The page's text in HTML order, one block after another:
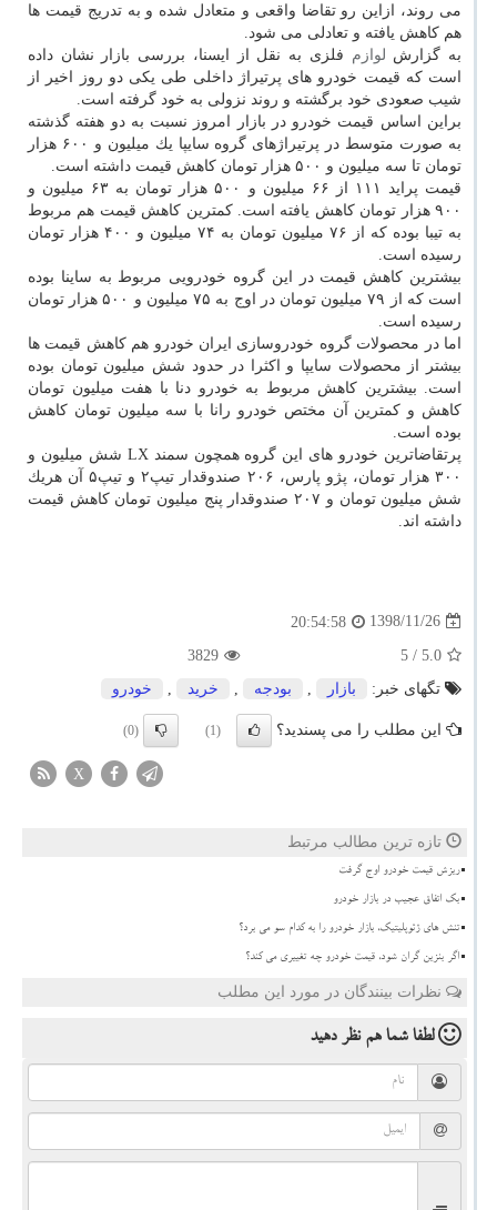
می روند، ازاین رو تقاضا واقعی و متعادل شده و به تدریج قیمت ها
هم كاهش یافته و تعادلی می شود.
به گزارش لوازم فلزی به نقل از ایسنا، بررسی بازار نشان داده
است كه قیمت خودرو های پرتیراژ داخلی طی یكی دو روز اخیر از
شیب صعودی خود برگشته و روند نزولی به خود گرفته است.
براین اساس قیمت خودرو در بازار امروز نسبت به دو هفته گذشته
به صورت متوسط در پرتیراژهای گروه سایپا یك میلیون و ۶۰۰ هزار
تومان تا سه میلیون و ۵۰۰ هزار تومان كاهش قیمت داشته است.
قیمت پراید ۱۱۱ از ۶۶ میلیون و ۵۰۰ هزار تومان به ۶۳ میلیون و
۹۰۰ هزار تومان كاهش یافته است. كمترین كاهش قیمت هم مربوط
به تیبا بوده كه از ۷۶ میلیون تومان به ۷۴ میلیون و ۴۰۰ هزار تومان
رسیده است.
بیشترین كاهش قیمت در این گروه خودرویی مربوط به ساینا بوده
است كه از ۷۹ میلیون تومان در اوج به ۷۵ میلیون و ۵۰۰ هزار تومان
رسیده است.
اما در محصولات گروه خودروسازی ایران خودرو هم كاهش قیمت ها
بیشتر از محصولات سایپا و اكثرا در حدود شش میلیون تومان بوده
است. بیشترین كاهش مربوط به خودرو دنا با هفت میلیون تومان
كاهش و كمترین آن مختص خودرو رانا با سه میلیون تومان كاهش
بوده است.
پرتقاضاترین خودرو های این گروه همچون سمند LX شش میلیون و
۳۰۰ هزار تومان، پژو پارس، ۲۰۶ صندوقدار تیپ۲ و تیپ۵ آن هریك
شش میلیون تومان و ۲۰۷ صندوقدار پنج میلیون تومان كاهش قیمت
داشته اند.
1398/11/26
20:54:58
5.0
/ 5
3829
تگهای خبر:
بازار , بودجه , خرید , خودرو
این مطلب را می پسندید؟ (1)
(0)
X
تازه ترین مطالب مرتبط
ریزش قیمت خودرو اوج گرفت
بک اتفاق عجیب در بازار خودرو
تنش های ژئوپلیتیک، بازار خودرو را به کدام سو می برد؟
اگر بنزین گران شود، قیمت خودرو چه تغییری می کند؟
نظرات بینندگان در مورد این مطلب
لطفا شما همنظر دهید